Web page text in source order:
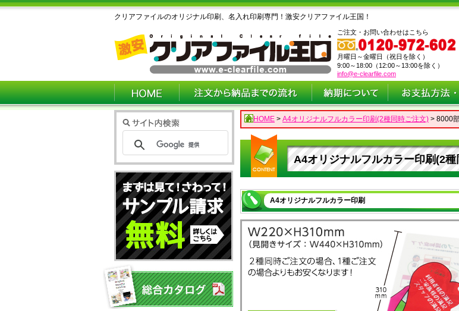
クリアファイルのオリジナル印刷、名入れ印刷専門！激安クリアファイル王国！
ご注文・お問い合わせはこちら
月曜日～金曜日（祝日を除く）
9:00～18:00（12:00～13:00を除く）
info@e-clearfile.com
HOME > A4オリジナルフルカラー印刷(2種同時ご注文) > 8000
A4オリジナルフルカラー印刷(2
A4オリジナルフルカラー印刷